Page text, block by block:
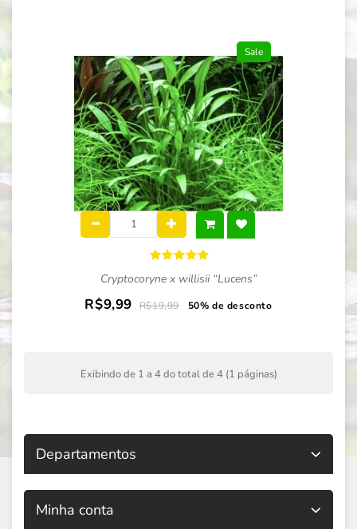
Sale
Cryptocoryne x willisii “Lucens”
R$9,99 R$19,99 50% de desconto
Exibindo de 1 a 4 do total de 4 (1 páginas)
Departamentos
Minha conta